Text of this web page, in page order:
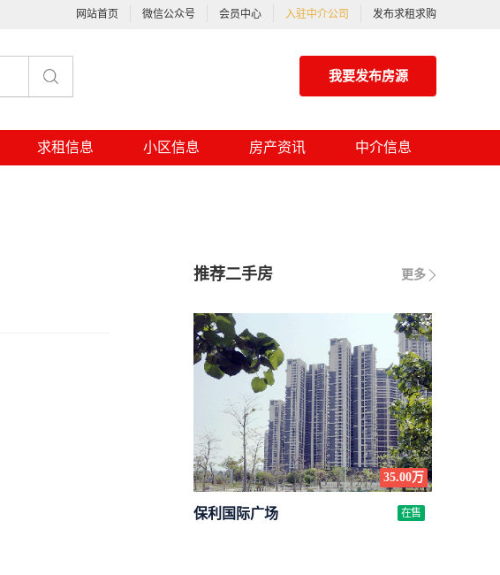
网站首页 微信公众号 会员中心 入驻中介公司 发布求租求购
我要发布房源
求租信息 小区信息 房产资讯 中介信息
更多
推荐二手房
35.00万
保利国际广场 在售